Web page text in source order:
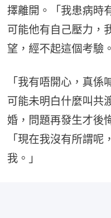
擇離開。「我患病時
可能他有自己壓力，
望，經不起這個考驗
「我有唔開心，真係
可能未明白什麼叫共
婚，問題再發生才後
「現在我沒有所謂
我。」